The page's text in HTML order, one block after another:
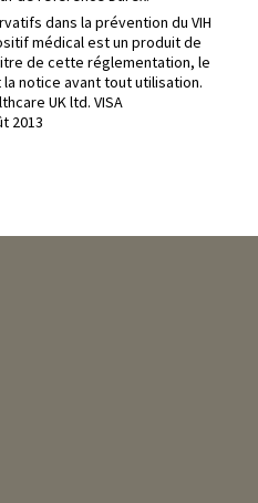
dans la prévention du VIH
médical est un produit de
de cette réglementation, le
notice avant tout utilisation.
UK ltd. VISA
2013